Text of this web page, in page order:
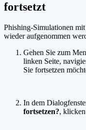
fortsetzt
Phishing-Simulationen mit
wieder aufgenommen
Gehen Sie zum
linken Seite,
Sie fortsetzen
In dem
fortsetzen?,